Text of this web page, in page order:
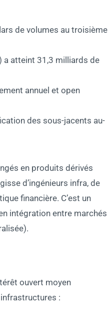
de volumes au troisième
a atteint 31,3 milliards de
annuel et open
des sous-jacents au-
en produits dérivés
d’ingénieurs infra, de
financière. C’est un
intégration entre marchés
ouvert moyen
: